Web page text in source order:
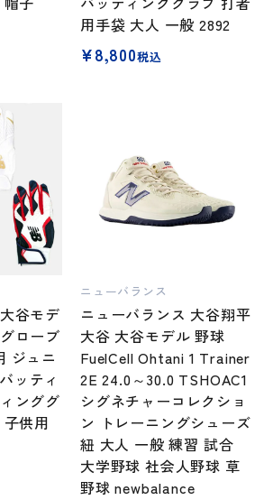
用手袋 大人 一般 2892
¥8,800税込
谷モデ
ローブ
ジュニ
ッティ
ンググ
供用
ニューバランス
ニューバランス 大谷翔平
大谷 大谷モデル 野球
FuelCell Ohtani 1 Trainer
2E 24.0～30.0 TSHOAC1
シグネチャーコレクショ
ン トレーニングシューズ
紐 大人 一般 練習 試合
大学野球 社会人野球 草
野球 newbalance